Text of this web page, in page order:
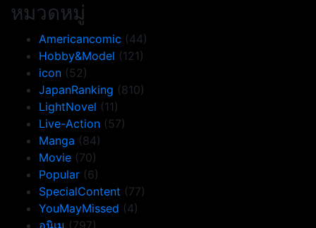
หมวดหมู่
Americancomic (44)
Hobby&Model (121)
icon (52)
JapanRanking (810)
LightNovel (11)
Live-Action (57)
Manga (84)
Movie (70)
Popular (6)
SpecialContent (77)
YouMayMissed (4)
อนิเม (797)